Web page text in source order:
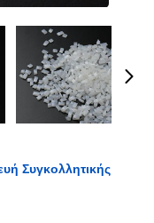
Συγκολλητικής